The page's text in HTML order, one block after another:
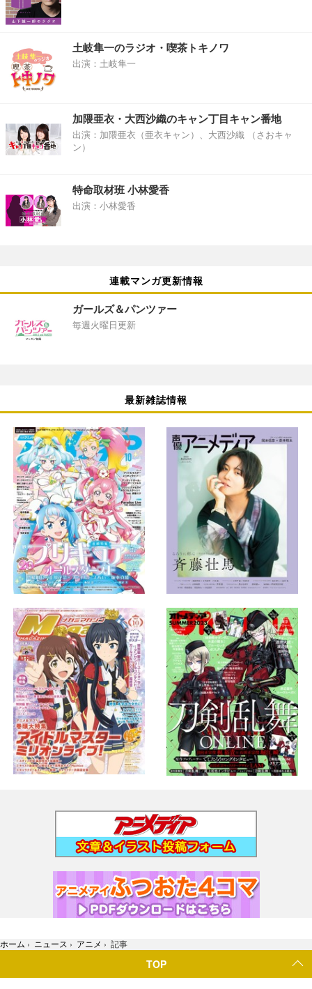
土岐隼一のラジオ・喫茶トキノワ
出演：土岐隼一
加隈亜衣・大西沙織のキャン丁目キャン番地
出演：加隈亜衣（亜衣キャン）、大西沙織 （さおキャ
ン）
特命取材班 小林愛香
出演：小林愛香
連載マンガ更新情報
ガールズ＆パンツァー
毎週火曜日更新
最新雑誌情報
ホーム › ニュース › アニメ › 記事
TOP